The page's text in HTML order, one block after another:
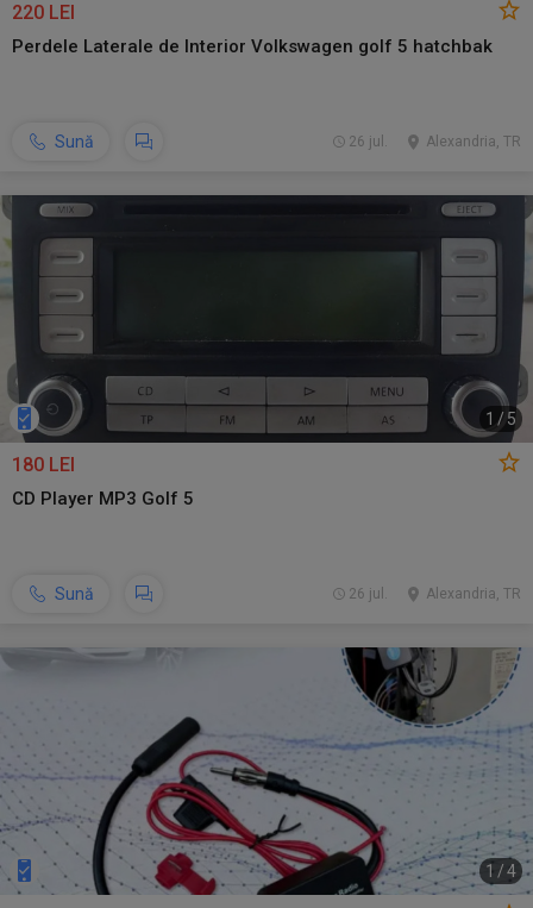
220 LEI
Perdele Laterale de Interior Volkswagen golf 5 hatchbak
Sună Alexandria, TR
26 jul.
1 / 5
180 LEI
CD Player MP3 Golf 5
Sună Alexandria, TR
26 jul.
1 /4